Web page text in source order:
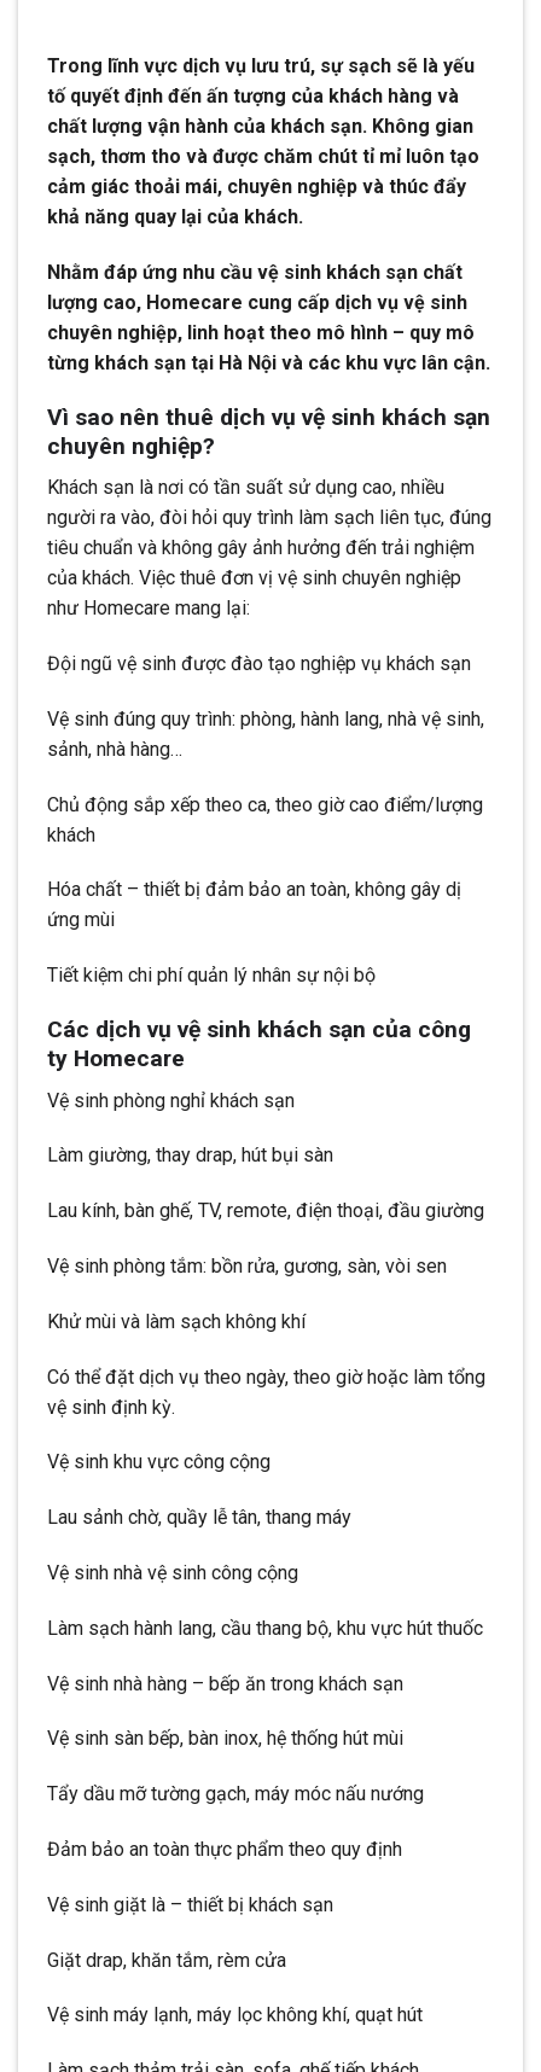
Trong lĩnh vực dịch vụ lưu trú, sự sạch sẽ là yếu
tố quyết định đến ấn tượng của khách hàng và
chất lượng vận hành của khách sạn. Không gian
sạch, thơm tho và được chăm chút tỉ mỉ luôn tạo
cảm giác thoải mái, chuyên nghiệp và thúc đẩy
khả năng quay lại của khách.
Nhằm đáp ứng nhu cầu vệ sinh khách sạn chất
lượng cao, Homecare cung cấp dịch vụ vệ sinh
chuyên nghiệp, linh hoạt theo mô hình – quy mô
từng khách sạn tại Hà Nội và các khu vực lân cận.
Vì sao nên thuê dịch vụ vệ sinh khách sạn
chuyên nghiệp?
Khách sạn là nơi có tần suất sử dụng cao, nhiều
người ra vào, đòi hỏi quy trình làm sạch liên tục, đúng
tiêu chuẩn và không gây ảnh hưởng đến trải nghiệm
của khách. Việc thuê đơn vị vệ sinh chuyên nghiệp
như Homecare mang lại:
Đội ngũ vệ sinh được đào tạo nghiệp vụ khách sạn
Vệ sinh đúng quy trình: phòng, hành lang, nhà vệ sinh,
sảnh, nhà hàng…
Chủ động sắp xếp theo ca, theo giờ cao điểm/lượng
khách
Hóa chất – thiết bị đảm bảo an toàn, không gây dị
ứng mùi
Tiết kiệm chi phí quản lý nhân sự nội bộ
Các dịch vụ vệ sinh khách sạn của công
ty Homecare
Vệ sinh phòng nghỉ khách sạn
Làm giường, thay drap, hút bụi sàn
Lau kính, bàn ghế, TV, remote, điện thoại, đầu giường
Vệ sinh phòng tắm: bồn rửa, gương, sàn, vòi sen
Khử mùi và làm sạch không khí
Có thể đặt dịch vụ theo ngày, theo giờ hoặc làm tổng
vệ sinh định kỳ.
Vệ sinh khu vực công cộng
Lau sảnh chờ, quầy lễ tân, thang máy
Vệ sinh nhà vệ sinh công cộng
Làm sạch hành lang, cầu thang bộ, khu vực hút thuốc
Vệ sinh nhà hàng – bếp ăn trong khách sạn
Vệ sinh sàn bếp, bàn inox, hệ thống hút mùi
Tẩy dầu mỡ tường gạch, máy móc nấu nướng
Đảm bảo an toàn thực phẩm theo quy định
Vệ sinh giặt là – thiết bị khách sạn
Giặt drap, khăn tắm, rèm cửa
Vệ sinh máy lạnh, máy lọc không khí, quạt hút